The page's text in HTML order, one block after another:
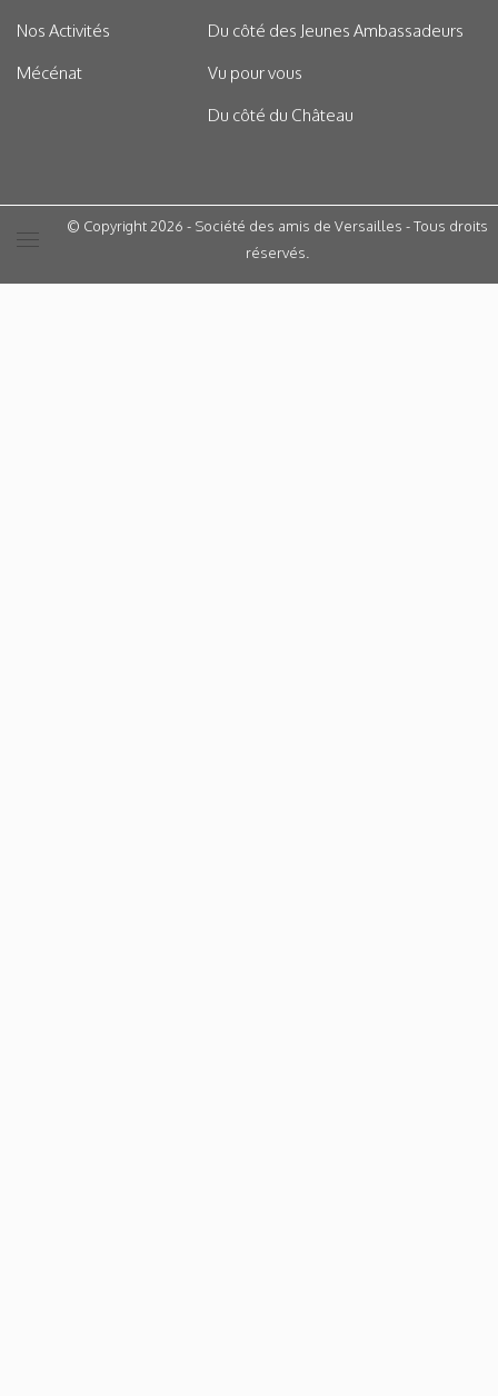
Nos Activités
Mécénat
Du côté des Jeunes Ambassadeurs
Vu pour vous
Du côté du Château
© Copyright 2026 - Société des amis de Versailles - Tous droits
réservés.